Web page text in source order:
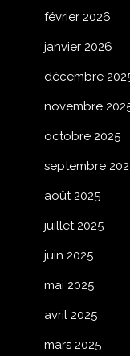
février 2026
janvier 2026
décembre
novembre
octobre 2025
septembre
août 2025
juillet 2025
juin 2025
mai 2025
avril 2025
mars 2025